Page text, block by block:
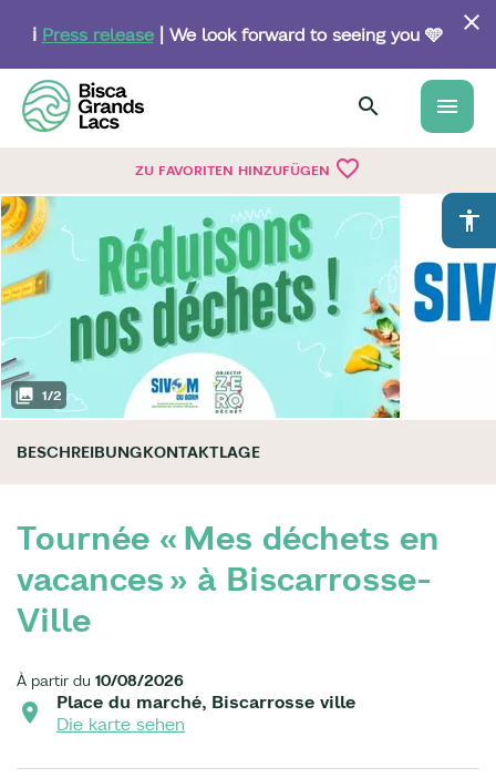
content
ℹ️ Press release| We look forward to seeing you 🩵
menu
ZU FAVORITEN HINZUFÜGEN favorite_border
accessibility
1/2
BESCHREIBUNGKONTAKTLAGE
Tournée « Mes déchets en
vacances » à Biscarrosse-
Ville
À partir du 10/08/2026
Place du marché, Biscarrosse ville
Die karte sehen